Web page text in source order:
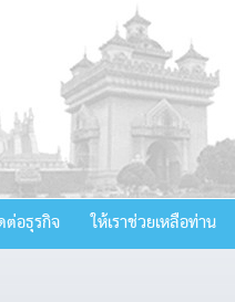
อธุรกิจ ให้เราช่วยเหลือท่าน